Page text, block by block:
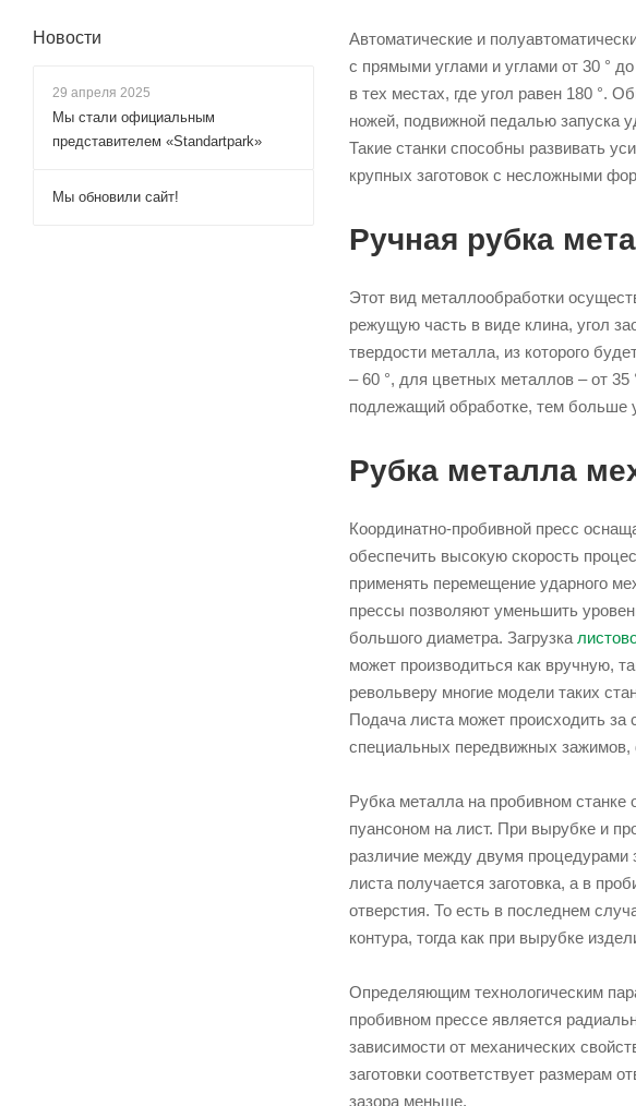
Автоматические и
с прямыми углами и углами от 30 °
в тех местах, где угол равен 180 °.
ножей, подвижной педалью запуска
Такие станки способны развивать
крупных заготовок с несложными
Ручная рубка
Этот вид металлообработки
режущую часть в виде клина, угол
твердости металла, из которого
– 60 °, для цветных металлов – от
подлежащий обработке, тем больше
Рубка металла
Координатно-пробивной пресс
обеспечить высокую скорость
применять перемещение ударного
прессы позволяют уменьшить
большого диаметра. Загрузка
может производиться как вручную,
револьверу многие модели таких
Подача листа может происходить
специальных передвижных
Рубка металла на пробивном станке
пуансоном на лист. При вырубке и
различие между двумя процедурами
листа получается заготовка, а в
отверстия. То есть в последнем
контура, тогда как при вырубке
Определяющим технологическим
пробивном прессе является
зависимости от механических
заготовки соответствует размерам
зазора меньше.
Новости
29 апреля 2025
Мы стали официальным
представителем «Standartpark»
Мы обновили сайт!